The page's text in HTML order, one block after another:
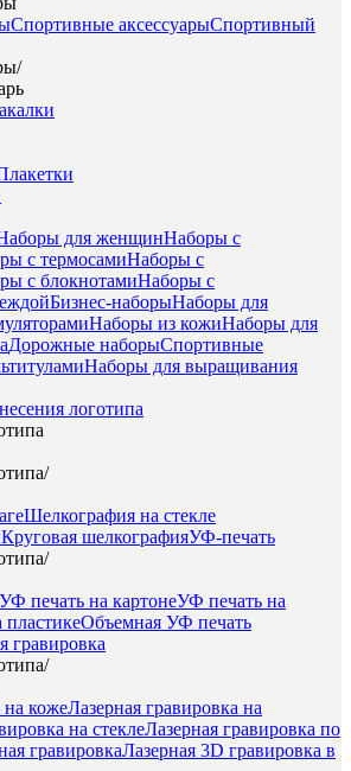
Спортивные аксессуарыСпортивный
/
для женщинНаборы с
с термосамиНаборы с
с блокнотамиНаборы с
Бизнес-наборыНаборы для
Наборы из кожиНаборы для
Дорожные наборыСпортивные
Наборы для выращивания
логотипа
/
Шелкография на стекле
Круговая шелкографияУФ-печать
/
УФ печать на картонеУФ печать на
Объемная УФ печать
гравировка
/
на кожеЛазерная гравировка на
на стеклеЛазерная гравировка по
гравировкаЛазерная 3D гравировка в